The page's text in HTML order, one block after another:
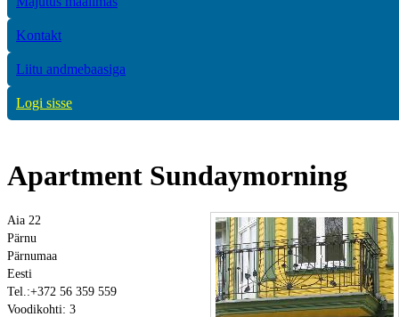
Kontakt
Liitu andmebaasiga
Logi sisse
Apartment Sundaymorning
Aia 22
Pärnu
Pärnumaa
Eesti
Tel.:+372 56 359 559
Voodikohti: 3